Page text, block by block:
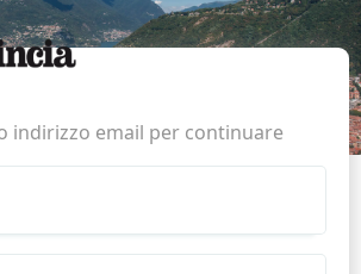
indirizzo email per continuare